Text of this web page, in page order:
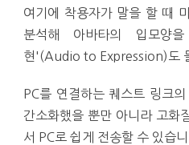
여기에 착용자가 말을 할 때
분석해 아바타의 입모양
현'(Audio to Expression)도
PC를 연결하는 퀘스트 링크
간소화했을 뿐만 아니라 고화
서 PC로 쉽게 전송할 수 있습니